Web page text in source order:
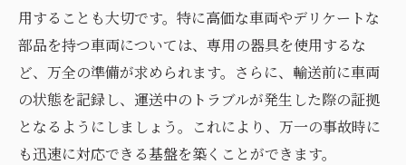
用することも大切です。特に高価な車両やデリケートな
部品を持つ車両については、専用の器具を使用するな
ど、万全の準備が求められます。さらに、輸送前に車両
の状態を記録し、運送中のトラブルが発生した際の証拠
となるようにしましょう。これにより、万一の事故時に
も迅速に対応できる基盤を築くことができます。